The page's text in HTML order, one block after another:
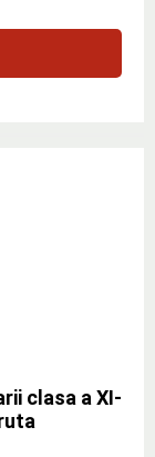
clasa a XI-